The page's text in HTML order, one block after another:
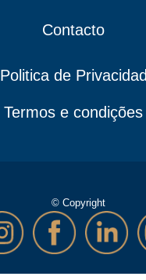
Contacto
Politica de Privacidad
Termos e condições
© Copyright